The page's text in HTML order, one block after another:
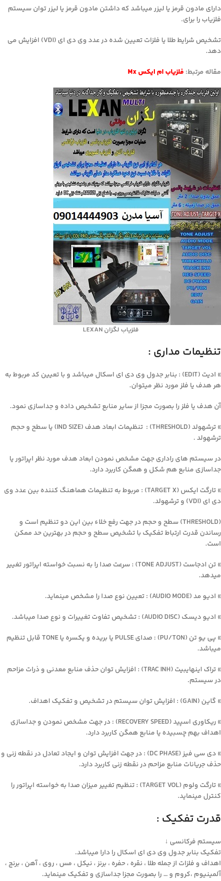
دارای مادون قرمز یا لیزر میباشد که داشتن مادون قرمز یا لیزر توان سیستم
فلزیاب را برای.
تشخیص شرایط طلا یا فلزات تعیین شده در عدد وی دی ای (VDI) افزایش می
دهد.
مقاله مرتبط: فلزیاب ام ایکس Mx
فلزیاب لگزان LEXAN
تنظیمات مداری :
» ادیت (EDIT) : بنابر جدول وی دی ای اسکال میباشد و با تعیین کد مربوط به
هر هدف یا فلز مورد نظر میتوان.
آن هدف یا فلز را بصورت مجزا از سایر منابع تشخیص داده و جداسازی نمود.
» ترشهولد (THRESHOLD) : تنظیمات ابعاد هدف (IND SIZE) یا سطح و حجم
ترشهولد .
در سیستم های راداری جهت مشخص نمودن ابعاد هدف مورد نظر اپراتور یا
جداسازی منابع هم شکل و همگن کاربرد دارد.
» تارگت ایکس (TARGET X) : مربوط به تنظیمات هماهنگ کننده بین عدد وی
دی ای (VDI) و ترشهولد.
(THRESHOLD) سطح و حجم در جهت رفع خلاء بین این دو تنظیم است و
رساندن قدرت ارتباط تفکیک با تشخیص سطح و حجم در بهترین حد ممکن
است.
» تن ادجاست (TONE ADJUST) : سرعت صدا را به نسبت خواسته اپراتور تغییر
میدهد.
» ادیو مد (AUDIO MODE) : تعیین نوع صدا را مشخص مینماید.
» ادیو دیسک (AUDIO DISC) : تشخیص تفاوت تغییرات و نوع صدا میباشد.
» پی یو تن (PU/TON) : صدای PULSE یا بریده و یکسره یا TONE قابل تنظیم
میباشد.
» تراک اینهایبیت (TRAC INH) : افزایش توان حذف منابع معدنی و ذرات مزاحم
در سیستم.
» گاین (GAIN) : افزایش توان سیستم در تشخیص و تفکیک اهداف.
» ریکاوری اسپید (RECOVERY SPEED) : در جهت مشخص نمودن و جداسازی
اهداف بهم چسبیده یا منابع همگن کاربرد دارد.
» دی سی فیز (DC PHASE) : در جهت افزایش توان و ایجاد تعادل در نقطه زنی و
حذف جریانات منابع مزاحم در نقطه زنی کاربرد دارد.
» تارگت ولوم (TARGET VOL) : تنظیم تغییر میزان صدا به خواسته اپراتور را
کنترل مینماید.
قدرت تفکیک :
سیستم فرکانسی ↓
تفکیک بنابر جدول وی دی ای اسکال را دارا میباشد.
اهداف و فلزات از جمله طلا ، نقره ، حفره ، برنز ، نیکل ، مس ، روی ، آهن ، برنج ،
آلمینیوم ،کروم و … را بصورت مجزا جداسازی و تفکیک مینماید.